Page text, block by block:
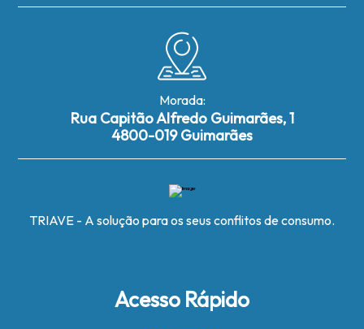
Morada:
Rua Capitão Alfredo Guimarães, 1
4800-019 Guimarães
TRIAVE - A solução para os seus conflitos de consumo.
Acesso Rápido